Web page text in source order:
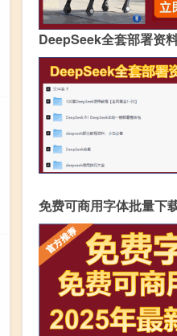
DeepSeek全套部署资
免费可商用字体批量下